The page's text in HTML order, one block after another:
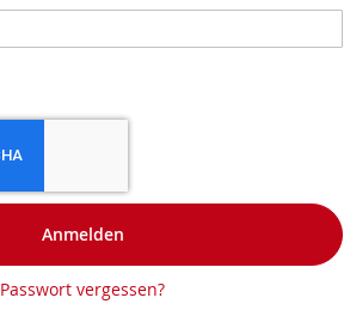
Anmelden
Passwort vergessen?